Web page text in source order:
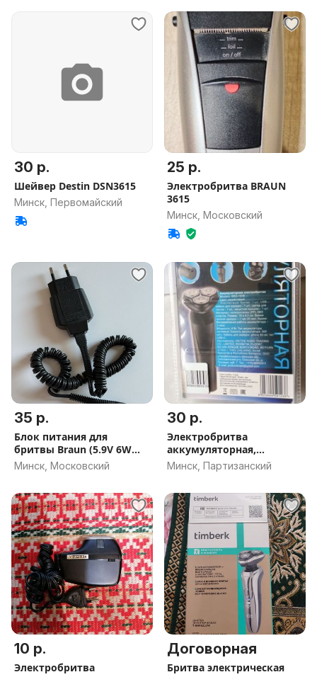
30 р.
Шейвер Destin DSN3615
Минск, Первомайский
25 р.
Электробритва BRAUN
3615
Минск, Московский
35 р.
Блок питания для
бритвы Braun (5.9V 6W
0.6A)
Минск, Московский
30 р.
Электробритва
аккумуляторная,
заряжается от USB
Минск, Партизанский
10 р.
Электробритва
Договорная
Бритва электрическая